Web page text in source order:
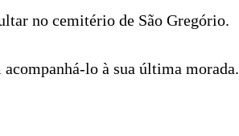
no cemitério de São Gregório.
acompanhá-lo à sua última morada.